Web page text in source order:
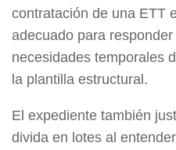
contratación de una ETT
adecuado para
necesidades temporales
la plantilla estructural.
El expediente también
divida en lotes al